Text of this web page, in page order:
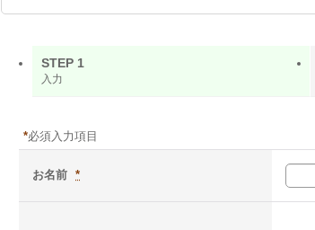
STEP 1
入力
*必須入力項目
お名前 *